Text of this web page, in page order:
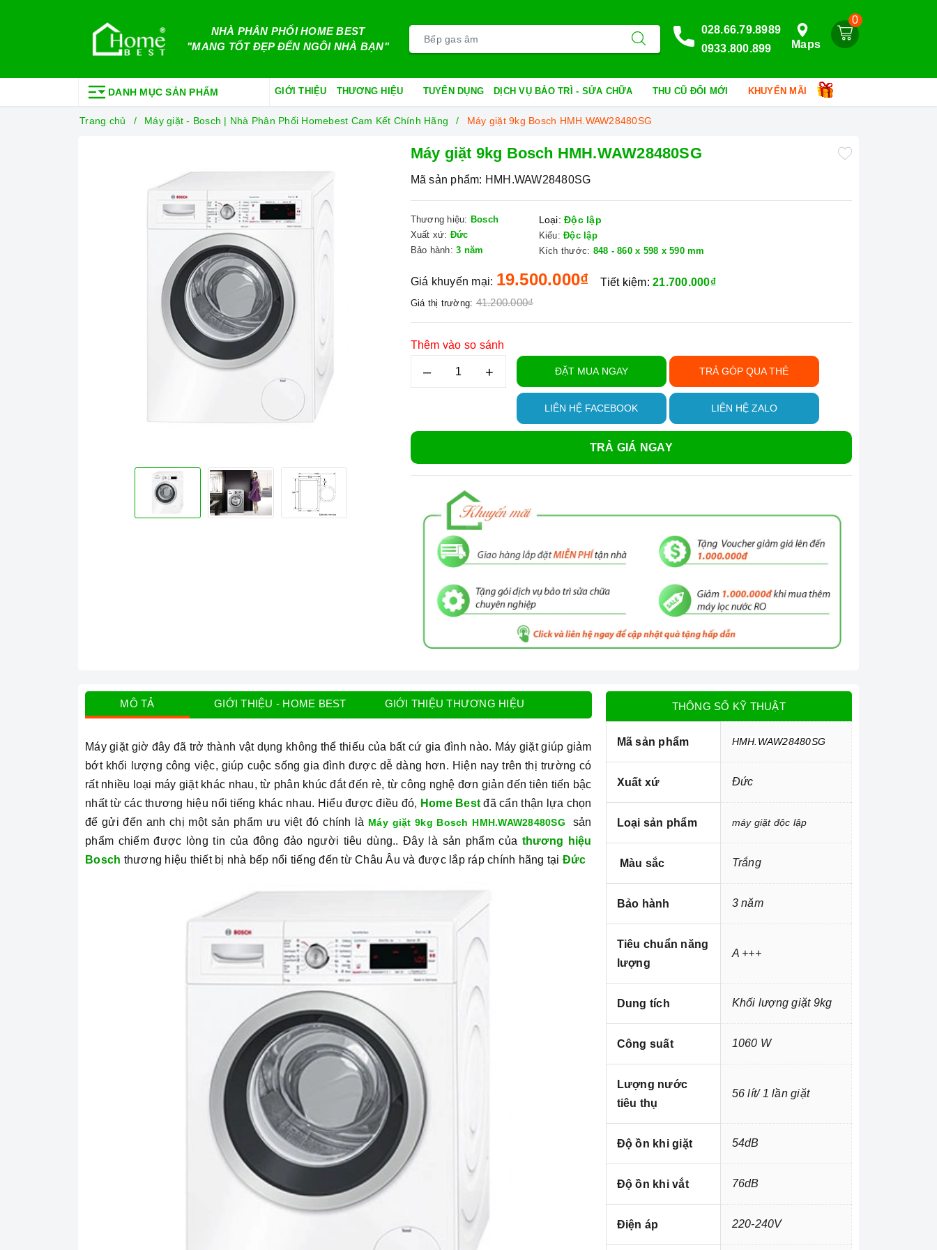
NHÀ PHÂN PHỐI HOME BEST
"MANG TỐT ĐẸP ĐẾN NGÔI NHÀ BẠN"
0
Maps
028.66.79.8989
0933.800.899
DANH MỤC SẢN PHẨM GIỚI THIỆU THƯƠNG HIỆU TUYỂN DỤNG DỊCH VỤ BẢO TRÌ - SỬA CHỮA THU CŨ ĐỔI MỚI KHUYẾN MÃI
Trang chủ Máy giặt - Bosch | Nhà Phân Phối Homebest Cam Kết Chính Hãng Máy giặt 9kg Bosch HMH.WAW28480SG
Máy giặt 9kg Bosch HMH.WAW28480SG
Mã sản phẩm: HMH.WAW28480SG
Thương hiệu: Bosch
Xuất xứ: Đức
Bảo hành: 3 năm
Loại: Độc lập
Kiểu: Độc lập
Kích thước: 848 - 860 x 598 x 590 mm
Giá khuyến mại: 19.500.000₫
Giá thị trường: 41.200.000₫
Tiết kiệm:21.700.000₫
Thêm vào so sánh
– + ĐẶT MUA NGAY TRẢ GÓP QUA THẺ
LIÊN HỆ FACEBOOK LIÊN HỆ ZALO
TRẢ GIÁ NGAY
MÔ TẢ GIỚI THIỆU - HOME BEST GIỚI THIỆU THƯƠNG HIỆU
Máy giặt giờ đây đã trở thành vật dụng không thể thiếu của bất cứ gia đình nào. Máy giặt giúp giảm
bớt khối lượng công việc, giúp cuộc sống gia đình được dễ dàng hơn. Hiện nay trên thị trường có
rấtnhiều loại máy giặt khác nhau, từ phân khúc đắt đến rẻ, từ công nghệ đơn giản đến tiên tiến bậc
nhất từ các thương hiệu nổi tiếng khác nhau. Hiểu được điều đó, Home Best đã cẩn thận lựa chọn
để gửi đến anh chị một sản phẩm ưu việt đó chính là Máy giặt 9kg Bosch HMH.WAW28480SG sản
phẩm chiếm được lòng tin của đông đảo người tiêu dùng.. Đây là sản phẩm của thương hiệu
Bosch thương hiệu thiết bị nhà bếp nổi tiếng đến từ Châu Âu và được lắp ráp chính hãng tại Đức
THÔNG SỐ KỸ THUẬT
Mã sản phẩm HMH.WAW28480SG
Xuất xứ Đức
Loại sản phẩm máy giặt độc lập
Màu sắc Trắng
Bảo hành 3 năm
Tiêu chuẩn năng
lượng
A +++
Dung tích Khối lượng giặt 9kg
Công suất 1060 W
Lượng nước
tiêu thụ
56 lít/ 1 lần giặt
Độ ồn khi giặt 54dB
Độ ồn khi vắt 76dB
Điện áp 220-240V